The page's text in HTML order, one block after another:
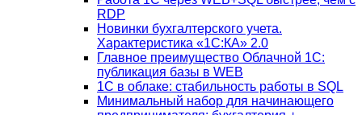
RDP
Новинки бухгалтерского учета.
Характеристика «1С:КА» 2.0
Главное преимущество Облачной 1С:
публикация базы в WEB
1С в облаке: стабильность работы в SQL
Минимальный набор для начинающего